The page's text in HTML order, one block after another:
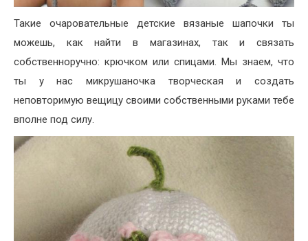
Такие очаровательные детские вязаные шапочки ты
можешь, как найти в магазинах, так и связать
собственноручно: крючком или спицами. Мы знаем, что
ты у нас микрушаночка творческая и создать
неповторимую вещицу своими собственными руками тебе
вполне под силу.